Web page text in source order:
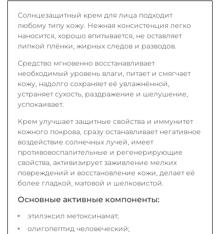
Солнцезащитный крем для лица подходит
любому типу кожу. Нежная консистенция легко
наносится, хорошо впитывается, не оставляет
липкой плёнки, жирных следов и разводов.
Средство мгновенно восстанавливает
необходимый уровень влаги, питает и смягчает
кожу, надолго сохраняет её увлажнённой,
устраняет сухость, раздражение и шелушение,
успокаивает.
Крем улучшает защитные свойства и иммунитет
кожного покрова, сразу останавливает негативное
воздействие солнечных лучей, имеет
противовоспалительные и регенерирующие
свойства, активизирует заживление мелких
повреждений и восстановление кожи, делает её
более гладкой, матовой и шелковистой.
Основные активные компоненты:
этилэксил метоксинамат;
олигопептид человеческий;